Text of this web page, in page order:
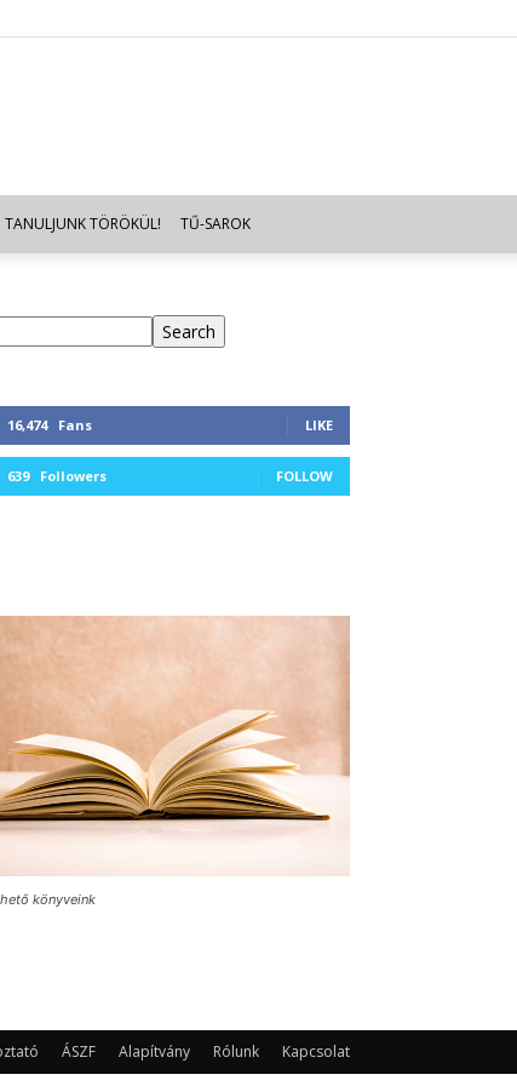
TANULJUNK TÖRÖKÜL! TŰ-SAROK
Search
16,474 Fans LIKE
639 Followers FOLLOW
könyveink
ÁSZF Alapítvány Rólunk Kapcsolat